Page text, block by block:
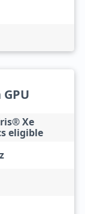
Xe
eligible